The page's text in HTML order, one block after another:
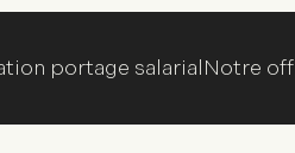
portage salarialNotre